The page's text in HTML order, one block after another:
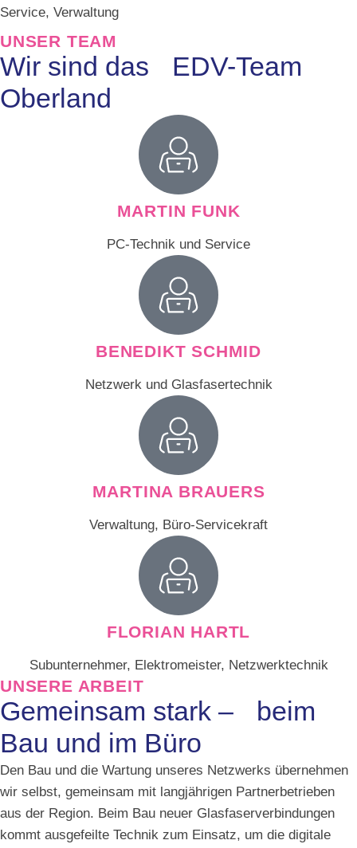
Service, Verwaltung
UNSER TEAM
Wir sind das EDV-Team
Oberland
MARTIN FUNK
PC-Technik und Service
BENEDIKT SCHMID
Netzwerk und Glasfasertechnik
MARTINA BRAUERS
Verwaltung, Büro-Servicekraft
FLORIAN HARTL
Subunternehmer, Elektromeister, Netzwerktechnik
UNSERE ARBEIT
Gemeinsam stark – beim
Bau und im Büro
Den Bau und die Wartung unseres Netzwerks übernehmen
wir selbst, gemeinsam mit langjährigen Partnerbetrieben
aus der Region. Beim Bau neuer Glasfaserverbindungen
kommt ausgefeilte Technik zum Einsatz, um die digitale